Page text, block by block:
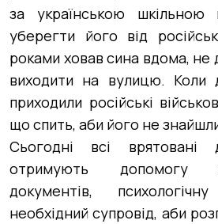
за українською
уберегти його від
роками ховав сина вдома, не
виходити на вулицю. Коли
приходили російські
що спить, аби його не
Сьогодні всі врятовані
отримують допомогу
документів,
необхідний супровід, аби